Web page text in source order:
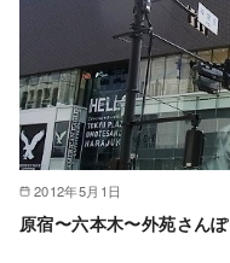
2012年5月1日
原宿〜六本木〜外苑さんぽ